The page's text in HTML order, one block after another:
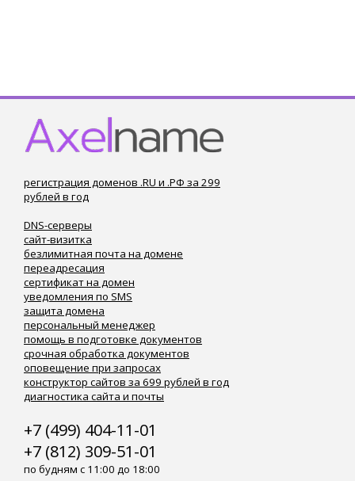
регистрация доменов .RU и .РФ за 299
рублей в год
DNS-серверы
сайт-визитка
безлимитная почта на домене
переадресация
сертификат на домен
уведомления по SMS
защита домена
персональный менеджер
помощь в подготовке документов
срочная обработка документов
оповещение при запросах
конструктор сайтов за 699 рублей в год
диагностика сайта и почты
+7 (499) 404-11-01
+7 (812) 309-51-01
по будням с 11:00 до 18:00